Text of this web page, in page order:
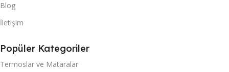
Blog
İletişim
Popüler Kategoriler
Termoslar ve Mataralar